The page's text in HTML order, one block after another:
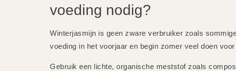
voeding nodig?
Winterjasmijn is geen zware verbruiker zoals
voeding in het voorjaar en begin zomer veel doen voor
Gebruik een lichte, organische meststof zoals